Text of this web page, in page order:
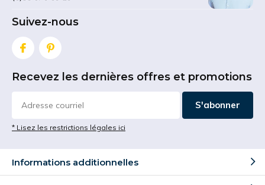
Suivez-nous
Recevez les dernières offres et promotions
S'abonner
* Lisez les restrictions légales ici
Informations additionnelles